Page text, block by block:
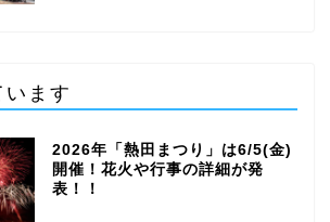
ます
2026年「熱田まつり」は6/5(金)
開催！花火や行事の詳細が発
表！！